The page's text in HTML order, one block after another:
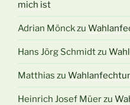
mich ist
Adrian Mönckzu
Hans Jörg Schmidtzu
Matthias zu
Heinrich Josef Müerzu